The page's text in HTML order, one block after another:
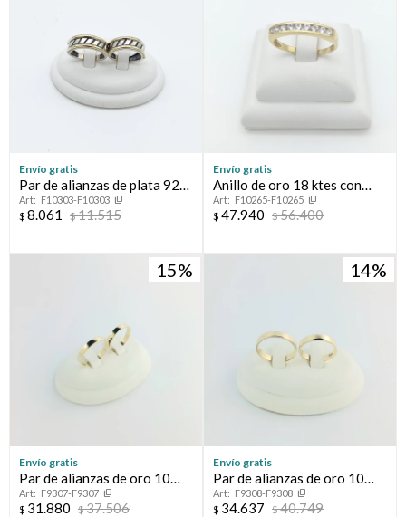
Envío gratis
Par de alianzas de plata 925
y double en oro 18 ktes.
F10303-F10303
$ 8.061 $11.515
Envío gratis
Anillo de oro 18 ktes con
circonias, MEDIO SIN FIN.
F10265-F10265
$ 47.940 $56.400
15
Envío gratis
Par de alianzas de oro 10
ktes, CINTA.
F9307-F9307
$ 31.880 $37.506
14
Envío gratis
Par de alianzas de oro 10
ktes, CINTA.
F9308-F9308
$ 34.637 $40.749